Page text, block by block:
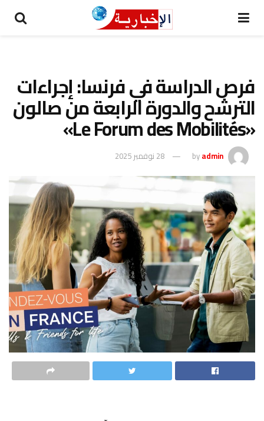
فرص الدراسة في فرنسا: إجراءات
الترشح والدورة الرابعة من صالون
«Le Forum des Mobilités»
byadmin 28 نوفمبر 2025